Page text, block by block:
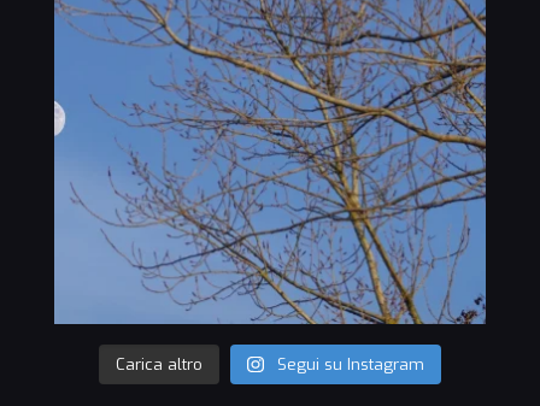
Carica altro Segui su Instagram